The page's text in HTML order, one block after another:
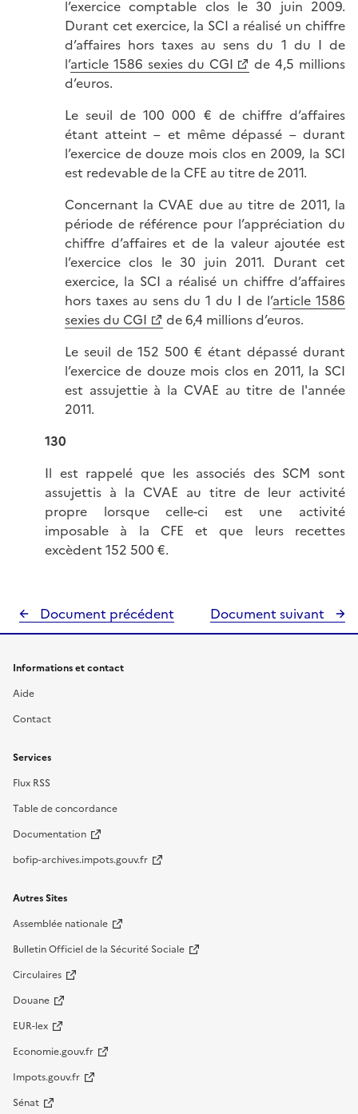
l’exercice comptable clos le 30 juin 2009.
Durant cet exercice, la SCI a réalisé un chiffre
d’affaires hors taxes au sens du 1 du I de
l’article 1586 sexies du CGI
de 4,5 millions
d’euros.
Le seuil de 100 000 € de chiffre d’affaires
étant atteint – et même dépassé – durant
l’exercice de douze mois clos en 2009, la SCI
est redevable de la CFE au titre de 2011.
Concernant la CVAE due au titre de 2011, la
période de référence pour l’appréciation du
chiffre d’affaires et de la valeur ajoutée est
l’exercice clos le 30 juin 2011. Durant cet
exercice, la SCI a réalisé un chiffre d’affaires
hors taxes au sens du 1 du I de l’article 1586
sexies du CGI
de 6,4 millions d’euros.
Le seuil de 152 500 € étant dépassé durant
l’exercice de douze mois clos en 2011, la SCI
est assujettie à la CVAE au titre de l'année
2011.
130
Il est rappelé que les associés des SCM sont
assujettis à la CVAE au titre de leur activité
propre lorsque celle-ci est une activité
imposable à la CFE et que leurs recettes
excèdent 152 500 €.
Document précédent Document suivant
Informations et contact
Aide
Contact
Services
Flux RSS
Table de concordance
Documentation
bofip-archives.impots.gouv.fr
Autres Sites
Assemblée nationale
Bulletin Officiel de la Sécurité Sociale
Circulaires
Douane
EUR-lex
Economie.gouv.fr
Impots.gouv.fr
Sénat